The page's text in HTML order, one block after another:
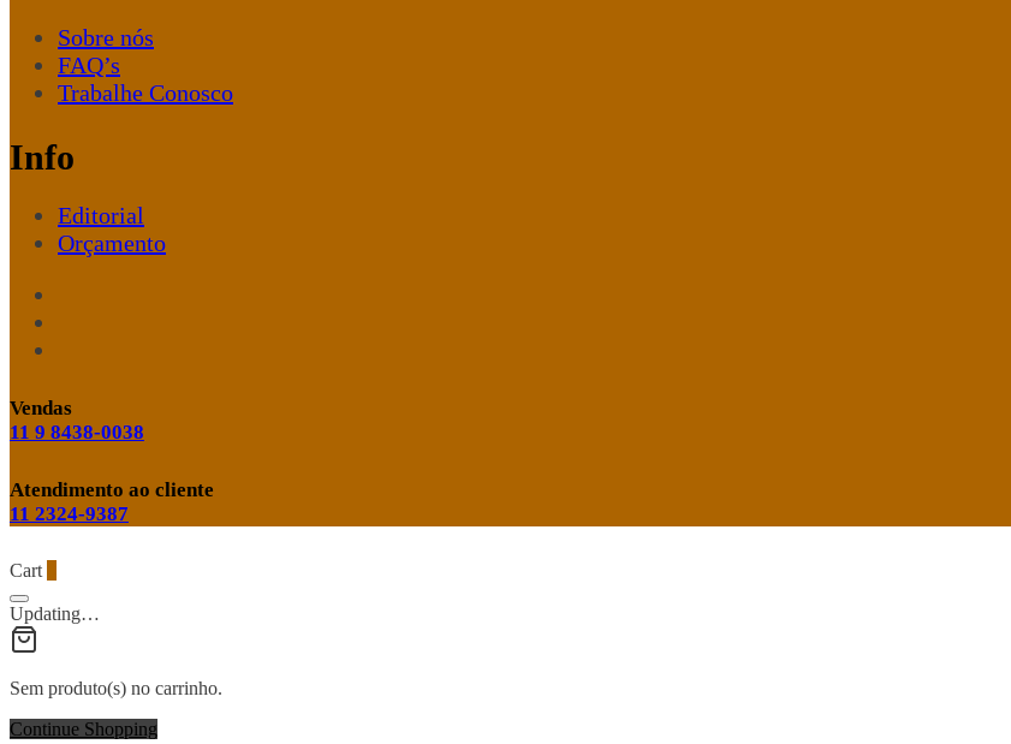
Sobre nós
FAQ’s
Trabalhe Conosco
Info
Editorial
Orçamento
Vendas
11 9 8438-0038
Atendimento ao cliente
11 2324-9387
Cart
Updating…
Sem produto(s) no carrinho.
Continue Shopping